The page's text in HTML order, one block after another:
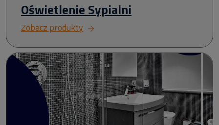
Oświetlenie Sypialni
Zobacz produkty